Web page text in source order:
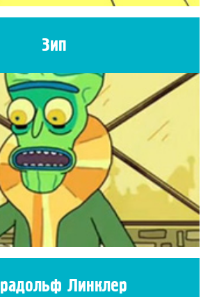
Зип
Линклер